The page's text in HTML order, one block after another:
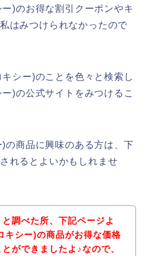
)のお得な割引クーポンやキ
はみつけられなかったので
シー)のことを色々と検索し
)の公式サイトをみつけるこ
の商品に興味のある方は、下
れるとよいかもしれませ
調べた所、下記ページよ
キシー)の商品がお得な価格
ができましたよ♪なので、